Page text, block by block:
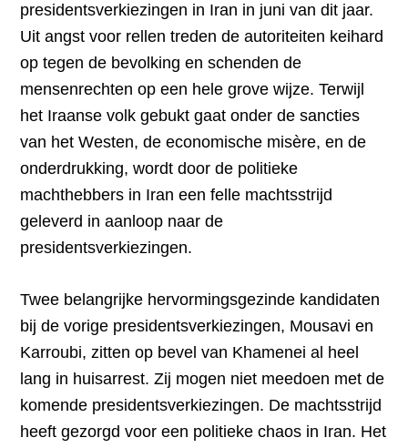
presidentsverkiezingen in Iran in juni van dit jaar.
Uit angst voor rellen treden de autoriteiten keihard
op tegen de bevolking en schenden de
mensenrechten op een hele grove wijze. Terwijl
het Iraanse volk gebukt gaat onder de sancties
van het Westen, de economische misère, en de
onderdrukking, wordt door de politieke
machthebbers in Iran een felle machtsstrijd
geleverd in aanloop naar de
presidentsverkiezingen.
Twee belangrijke hervormingsgezinde kandidaten
bij de vorige presidentsverkiezingen, Mousavi en
Karroubi, zitten op bevel van Khamenei al heel
lang in huisarrest. Zij mogen niet meedoen met de
komende presidentsverkiezingen. De machtsstrijd
heeft gezorgd voor een politieke chaos in Iran. Het